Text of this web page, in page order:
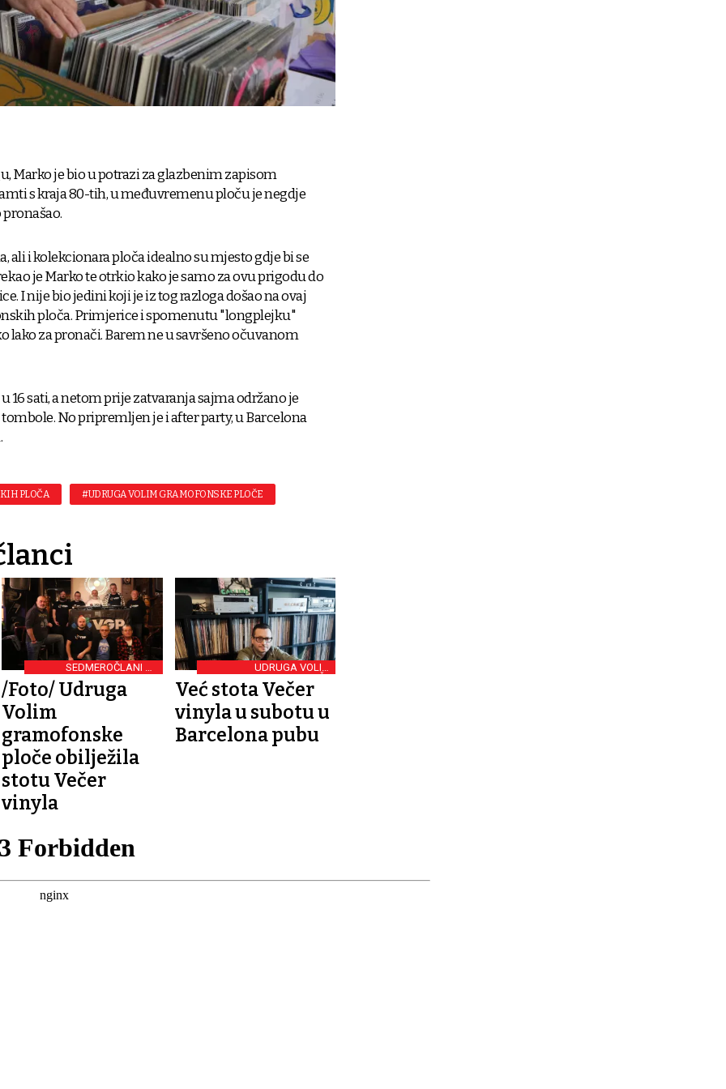
Marko je bio u potrazi za glazbenim zapisom
s kraja 80-tih, u međuvremenu ploču je negdje
pronašao.
ali i kolekcionara ploča idealno su mjesto gdje bi se
je Marko te otrkio kako je samo za ovu prigodu do
I nije bio jedini koji je iz tog razloga došao na ovaj
ploča. Primjerice i spomenutu "longplejku"
lako za pronači. Barem ne u savršeno očuvanom
16 sati, a netom prije zatvaranja sajma održano je
No pripremljen je i after party, u Barcelona
PLOČA #UDRUGA VOLIM GRAMOFONSKE PLOČE
SEDMEROČLANI DJ
KOLEKTIV
/Foto/ Udruga
Volim
gramofonske
ploče obilježila
stotu Večer
vinyla
UDRUGA VOLIM
GRAMOFONSKE PLOČE
Već stota Večer
vinyla u subotu u
Barcelona pubu